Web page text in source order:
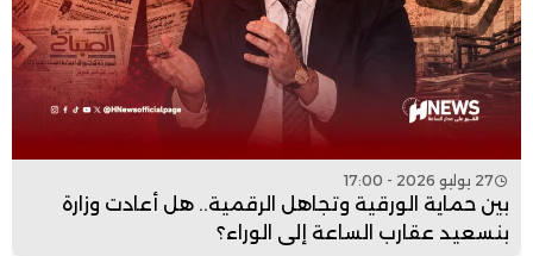
27 يوليو 2026 - 17:00
بين حماية الورقية وتجاهل الرقمية.. هل أعادت وزارة
بنسعيد عقارب الساعة إلى الوراء؟